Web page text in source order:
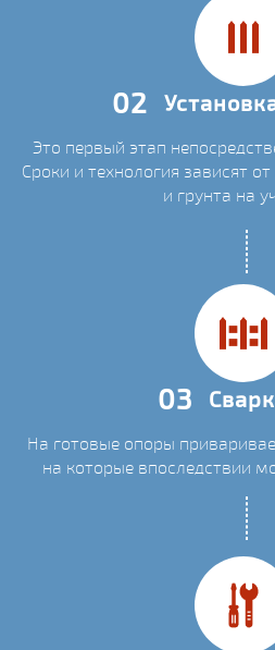
02
Это первый этап
Сроки и технология зависят
и грунта на
03
На готовые опоры
на которые впоследствии